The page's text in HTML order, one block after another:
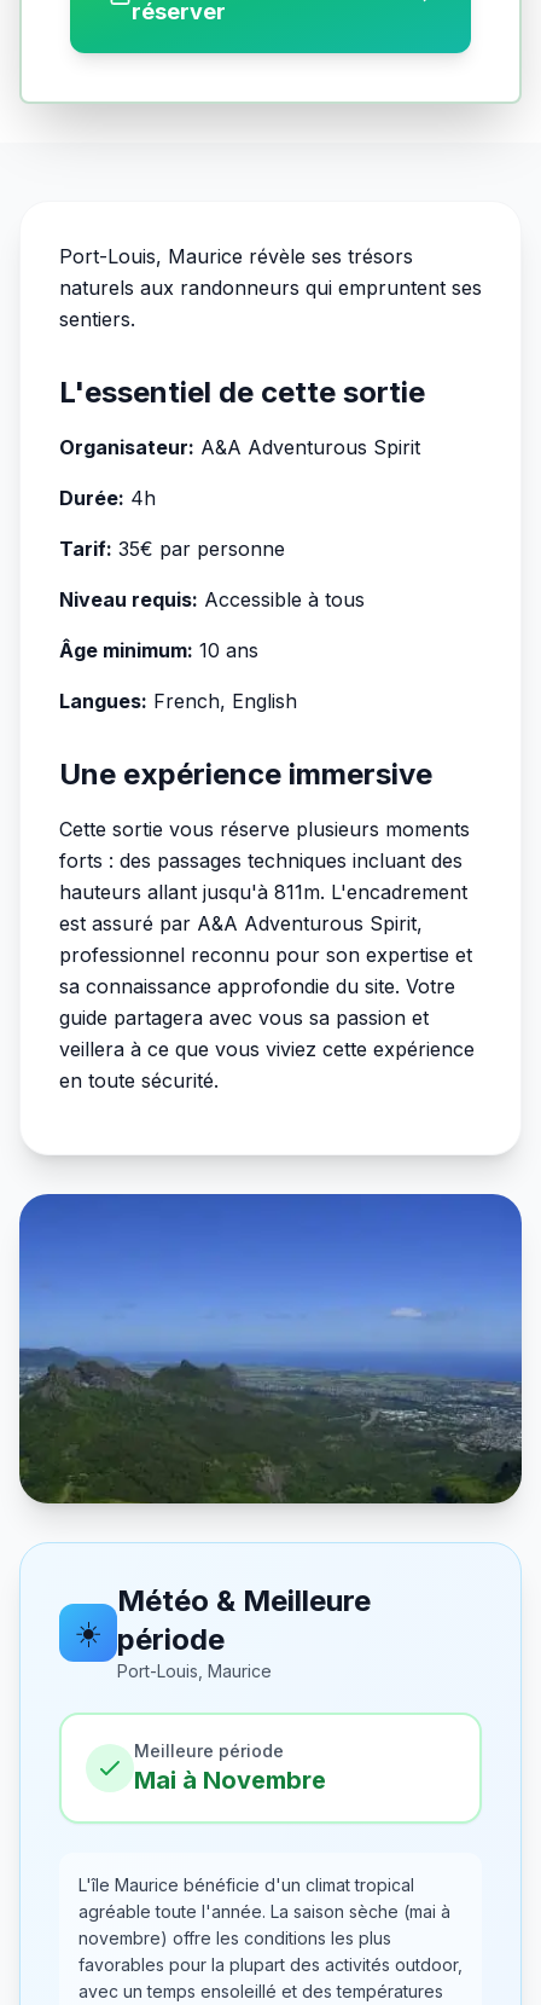
réserver
Port-Louis, Maurice révèle ses trésors
naturels aux randonneurs qui empruntent ses
sentiers.
L'essentiel de cette sortie
Organisateur: A&A Adventurous Spirit
Durée: 4h
Tarif: 35€ par personne
Niveau requis: Accessible à tous
Âge minimum: 10 ans
Langues: French, English
Une expérience immersive
Cette sortie vous réserve plusieurs moments
forts : des passages techniques incluant des
hauteurs allant jusqu'à 811m. L'encadrement
est assuré par A&A Adventurous Spirit,
professionnel reconnu pour son expertise et
sa connaissance approfondie du site. Votre
guide partagera avec vous sa passion et
veillera à ce que vous viviez cette expérience
en toute sécurité.
☀️
Météo & Meilleure
période
Port-Louis, Maurice
Meilleure période
Mai à Novembre
L'île Maurice bénéficie d'un climat tropical
agréable toute l'année. La saison sèche (mai à
novembre) offre les conditions les plus
favorables pour la plupart des activités outdoor,
avec un temps ensoleillé et des températures